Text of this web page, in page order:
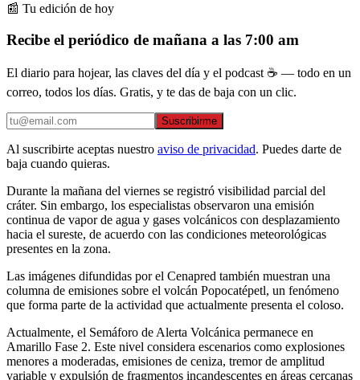
📰 Tu edición de hoy
Recibe el periódico de mañana a las 7:00 am
El diario para hojear, las claves del día y el podcast ☕ — todo en un
correo, todos los días. Gratis, y te das de baja con un clic.
Suscribirme
Al suscribirte aceptas nuestro aviso de privacidad. Puedes darte de
baja cuando quieras.
Durante la mañana del viernes se registró visibilidad parcial del
cráter. Sin embargo, los especialistas observaron una emisión
continua de vapor de agua y gases volcánicos con desplazamiento
hacia el sureste, de acuerdo con las condiciones meteorológicas
presentes en la zona.
Las imágenes difundidas por el Cenapred también muestran una
columna de emisiones sobre el volcán Popocatépetl, un fenómeno
que forma parte de la actividad que actualmente presenta el coloso.
Actualmente, el Semáforo de Alerta Volcánica permanece en
Amarillo Fase 2. Este nivel considera escenarios como explosiones
menores a moderadas, emisiones de ceniza, tremor de amplitud
variable y expulsión de fragmentos incandescentes en áreas cercanas